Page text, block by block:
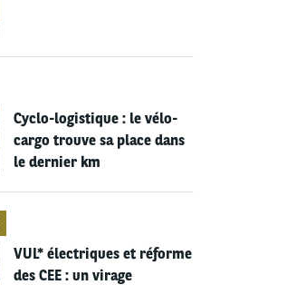
Cyclo-logistique : le vélo-
cargo trouve sa place dans
le dernier km
VUL* électriques et réforme
des CEE : un virage